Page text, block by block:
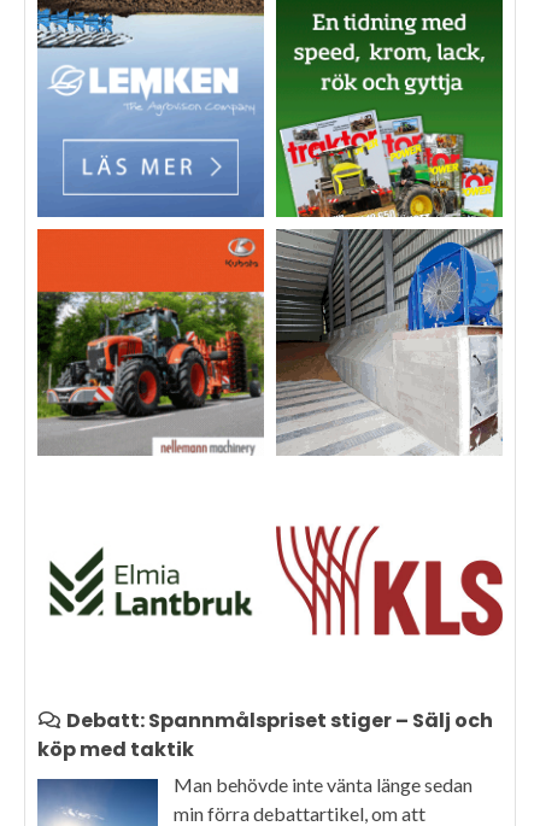
Debatt: Spannmålspriset stiger – Sälj och
köp med taktik
Man behövde inte vänta länge sedan
min förra debattartikel, om att